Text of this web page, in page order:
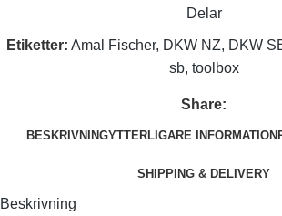
Delar
Etiketter: Amal Fischer, DKW NZ, DKW
sb, toolbox
Share:
BESKRIVNINGYTTERLIGARE INFORMATION
SHIPPING & DELIVERY
Beskrivning